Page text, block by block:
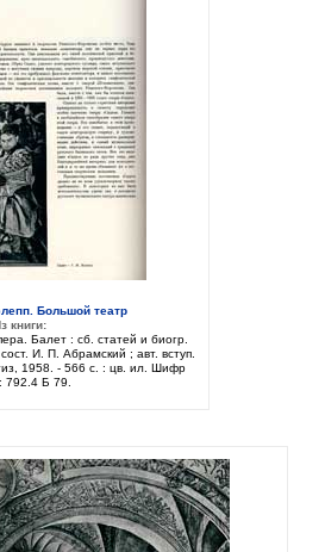
Большой театр
книги:
Балет : сб. статей и биогр.
И. П. Абрамский ; авт. вступ.
1958. - 566 с. : цв. ил. Шифр
792.4 Б 79.